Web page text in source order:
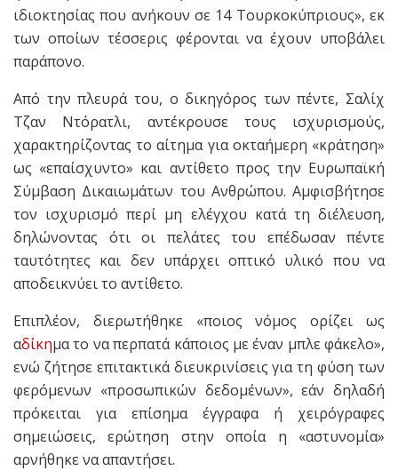
ιδιοκτησίας που ανήκουν σε 14 Τουρκοκύπριους», εκ
των οποίων τέσσερις φέρονται να έχουν υποβάλει
παράπονο.
Από την πλευρά του, ο δικηγόρος των πέντε, Σαλίχ
Τζαν Ντόρατλι, αντέκρουσε τους ισχυρισμούς,
χαρακτηρίζοντας το αίτημα για οκταήμερη «κράτηση»
ως «επαίσχυντο» και αντίθετο προς την Ευρωπαϊκή
Σύμβαση Δικαιωμάτων του Ανθρώπου. Αμφισβήτησε
τον ισχυρισμό περί μη ελέγχου κατά τη διέλευση,
δηλώνοντας ότι οι πελάτες του επέδωσαν πέντε
ταυτότητες και δεν υπάρχει οπτικό υλικό που να
αποδεικνύει το αντίθετο.
Επιπλέον, διερωτήθηκε «ποιος νόμος ορίζει ως
αδίκημα το να περπατά κάποιος με έναν μπλε φάκελο»,
ενώ ζήτησε επιτακτικά διευκρινίσεις για τη φύση των
φερόμενων «προσωπικών δεδομένων», εάν δηλαδή
πρόκειται για επίσημα έγγραφα ή χειρόγραφες
σημειώσεις, ερώτηση στην οποία η «αστυνομία»
αρνήθηκε να απαντήσει.